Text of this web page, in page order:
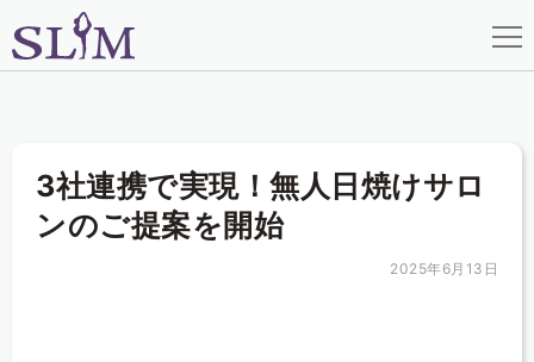
メニ
機能
お知らせ
3社連携で実現！無人日焼けサロ
ンのご提案を開始
2025年6月13日